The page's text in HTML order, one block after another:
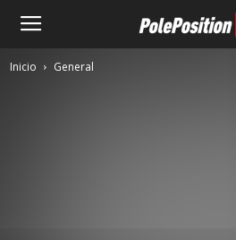
Inicio General